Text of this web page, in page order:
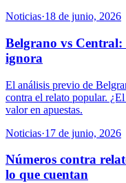
Noticias·18 de junio, 2026
Belgrano vs
ignora
El análisis previo de
contra el relato popular.
valor en apuestas.
Noticias·17 de junio, 2026
Números contra
lo que cuentan